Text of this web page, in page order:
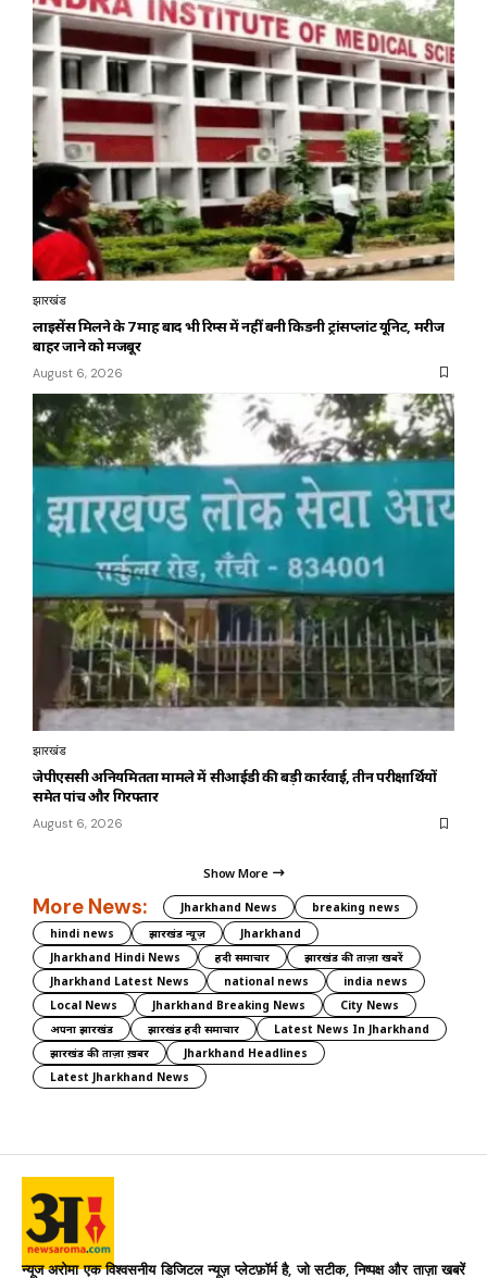
झारखंड
लाइसेंस मिलने के 7 माह बाद भी रिम्स में नहीं बनी किडनी ट्रांसप्लांट यूनिट, मरीज
बाहर जाने को मजबूर
August 6, 2026
झारखंड
जेपीएससी अनियमितता मामले में सीआईडी की बड़ी कार्रवाई, तीन परीक्षार्थियों
समेत पांच और गिरफ्तार
August 6, 2026
Show More
More News: Jharkhand News
breaking news
hindi news
झारखंड न्यूज़
Jharkhand
Jharkhand Hindi News
हिंदी समाचार
झारखंड की ताज़ा खबरें
Jharkhand Latest News
national news
india news
Local News
Jharkhand Breaking News
City News
अपना झारखंड
झारखंड हिंदी समाचार
Latest News In Jharkhand
झारखंड की ताज़ा ख़बर
Jharkhand Headlines
Latest Jharkhand News
न्यूज अरोमा एक विश्वसनीय डिजिटल न्यूज़ प्लेटफ़ॉर्म है, जो सटीक, निष्पक्ष और ताज़ा खबरें